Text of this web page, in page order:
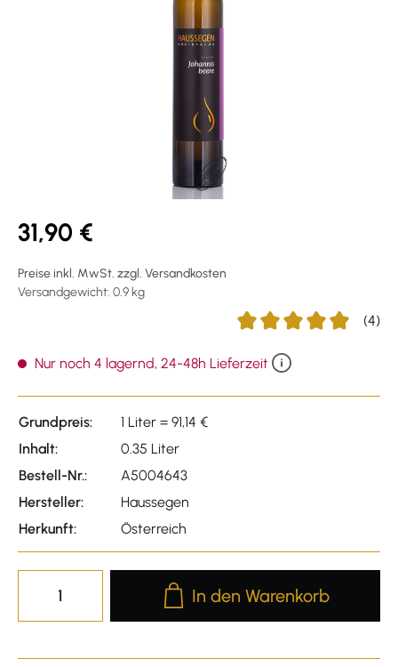
31,90 €
Preise inkl. MwSt. zzgl. Versandkosten
Versandgewicht: 0.9 kg
(4)
Nur noch 4 lagernd, 24-48h Lieferzeit
Grundpreis:
1 Liter = 91,14 €
Inhalt:
0.35 Liter
Bestell-Nr.:
A5004643
Hersteller:
Haussegen
Herkunft:
Österreich
Produkt Anzahl: Gib den
In den Warenkorb